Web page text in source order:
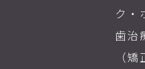
ク・
歯治
（矯